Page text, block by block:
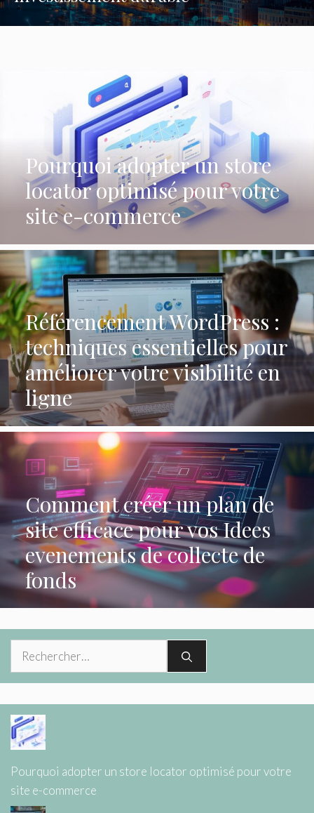
Pourquoi adopter un store
locator optimisé pour votre
site e-commerce
Référencement WordPress :
techniques essentielles pour
améliorer votre visibilité en
ligne
Comment créer un plan de
site efficace pour vos Idees
evenements de collecte de
fonds
Rechercher :
Pourquoi adopter un store locator optimisé pour votre
site e-commerce